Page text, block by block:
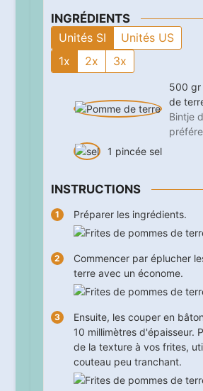
INGRÉDIENTS
Unités SI
Unités US
1x
2x 3x
500 gr
de
Bintje
1 pincée sel
INSTRUCTIONS
Préparer les ingrédients.
Commencer par éplucher
terre avec un économe.
Ensuite, les couper en
10 millimètres d'épaisseur.
de la texture à vos frites,
couteau peu tranchant.